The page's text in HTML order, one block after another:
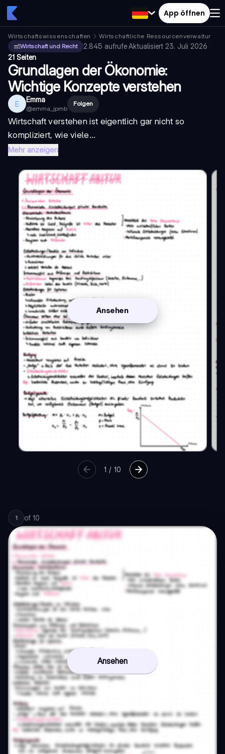
App öffnen
Wirtschaftswissenschaften Wirtschaftliche Ressourcenverwaltung
Wirtschaft und Recht
2.845 aufrufe·Aktualisiert 23. Juli 2026·
21 Seiten
Grundlagen der Ökonomie:
Wichtige Konzepte verstehen
E Emma
@emma_jpmb
Folgen
Wirtschaft verstehen ist eigentlich gar nicht so
kompliziert, wie viele...
Mehr anzeigen
Ansehen
1 / 10
1 of 10
Ansehen